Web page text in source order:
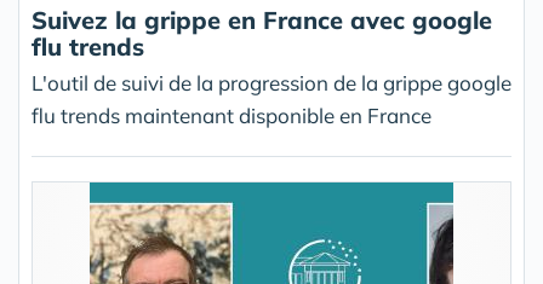
Suivez la grippe en France avec google
flu trends
L'outil de suivi de la progression de la grippe google
flu trends maintenant disponible en France